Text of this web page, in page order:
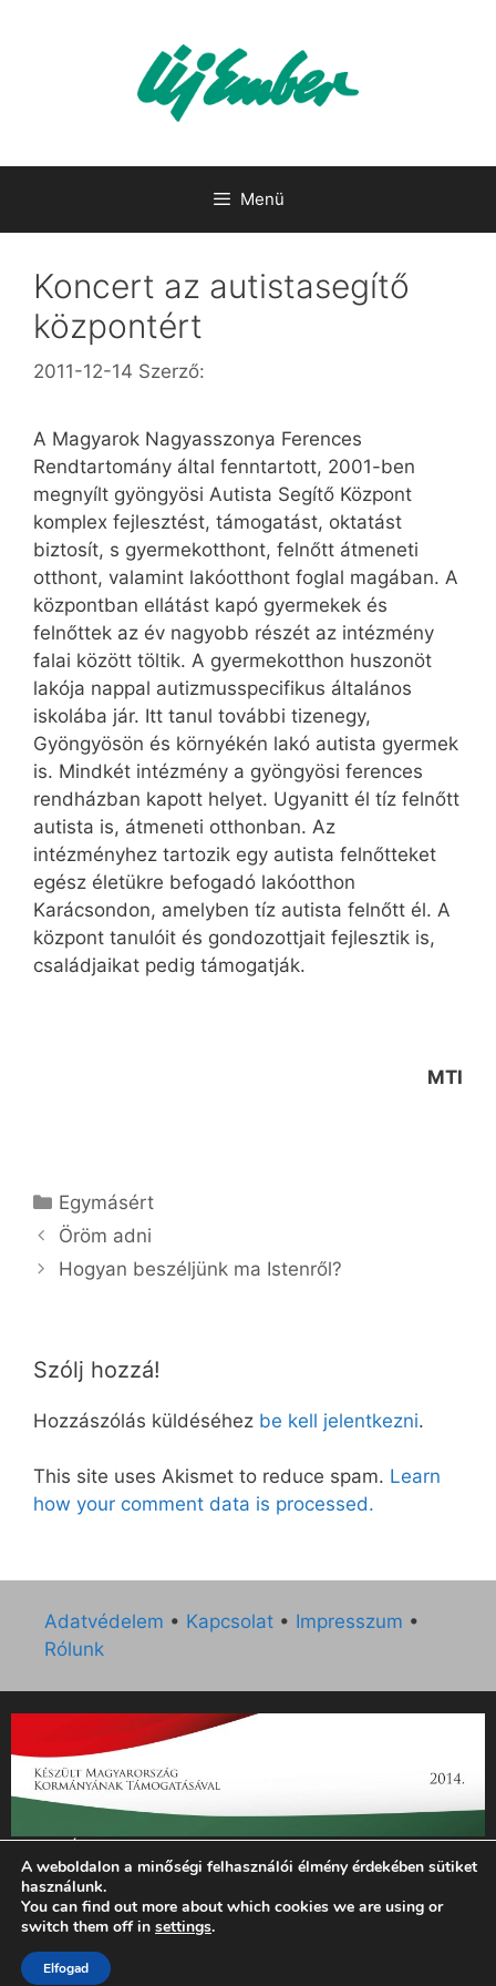
Menü
Koncert az autistasegítő
központért
2011-12-14 Szerző:
A Magyarok Nagyasszonya Ferences
Rendtartomány által fenntartott, 2001-ben
megnyílt gyöngyösi Autista Segítő Központ
komplex fejlesztést, támogatást, oktatást
biztosít, s gyermekotthont, felnőtt átmeneti
otthont, valamint lakóotthont foglal magában. A
központban ellátást kapó gyermekek és
felnőttek az év nagyobb részét az intézmény
falai között töltik. A gyermekotthon huszonöt
lakója nappal autizmusspecifikus általános
iskolába jár. Itt tanul további tizenegy,
Gyöngyösön és környékén lakó autista gyermek
is. Mindkét intézmény a gyöngyösi ferences
rendházban kapott helyet. Ugyanitt él tíz felnőtt
autista is, átmeneti otthonban. Az
intézményhez tartozik egy autista felnőtteket
egész életükre befogadó lakóotthon
Karácsondon, amelyben tíz autista felnőtt él. A
központ tanulóit és gondozottjait fejlesztik is,
családjaikat pedig támogatják.
MTI
Kategória
Egymásért
Öröm adni
Hogyan beszéljünk ma Istenről?
Szólj hozzá!
Hozzászólás küldéséhez be kell jelentkezni.
This site uses Akismet to reduce spam. Learn
how your comment data is processed.
Adatvédelem • Kapcsolat • Impresszum •
Rólunk
„Az Új Ember katolikus hetilap 2014. évi működésének
támogatását az EGYH-KCP-14-P-0121 sz. támogatási
szerződés keretében 3 000 000 Ft összegben támogatta az
Emberi Erőforrások Minisztériuma.”
© 2026 Magyar Kurír - Új Ember
A weboldalon a minőségi felhasználói élmény érdekében sütiket
használunk.
You can find out more about which cookies we are using or
switch them off in settings.
Elfogad